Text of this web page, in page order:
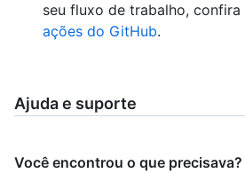
seu fluxo de trabalho, confira
ações do GitHub.
Ajuda e suporte
Você encontrou o que precisava?